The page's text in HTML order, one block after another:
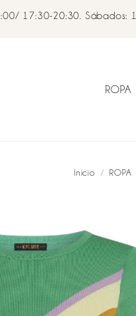
17:30-20:30. Sábados:
ROPA
Inicio ROPA